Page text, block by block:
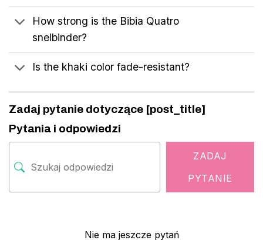
How strong is the Bibia Quatro
snelbinder?
Is the khaki color fade-resistant?
Zadaj pytanie dotyczące [post_title]
Pytania i odpowiedzi
ZADAJ
PYTANIE
Nie ma jeszcze pytań